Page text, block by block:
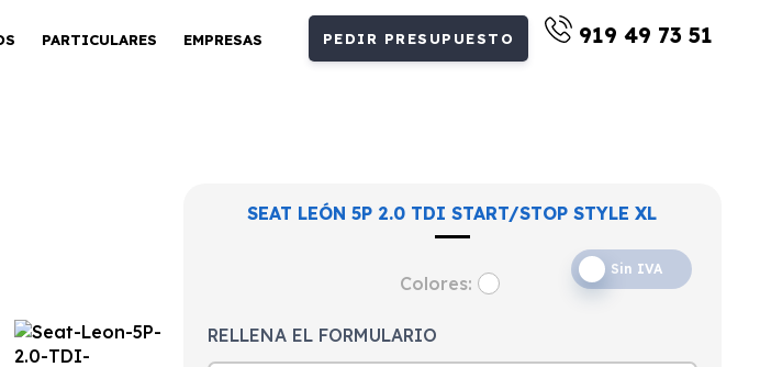
PARTICULARES EMPRESAS PEDIR PRESUPUESTO 919 49 73 51
SEAT LEÓN 5P 2.0 TDI START/STOP STYLE XL
Sin IVA
Colores:
RELLENA EL FORMULARIO